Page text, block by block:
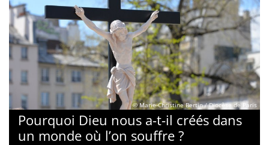
© Marie-Christine Bertin / Diocèse de Paris
Pourquoi Dieu nous a-t-il créés dans
un monde où l’on souffre ?